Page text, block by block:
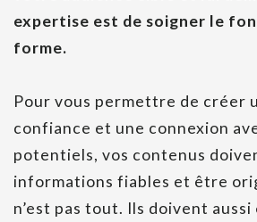
expertise est de soigner le
forme.
Pour vous permettre de créer
confiance et une connexion
potentiels, vos contenus
informations fiables et être
n’est pas tout. Ils doivent aussi